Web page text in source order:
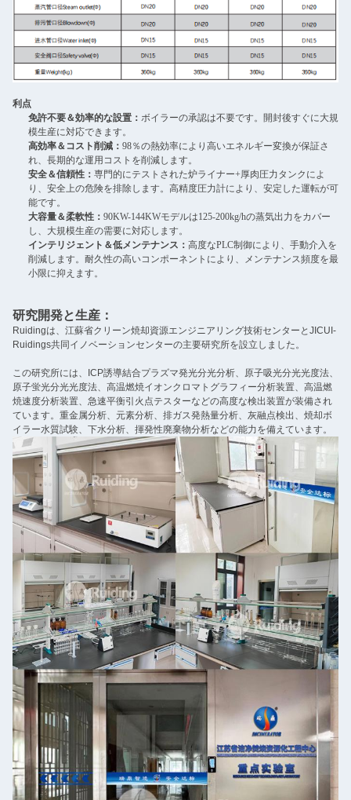
利点
免許不要＆効率的な設置： ボイラーの承認は不要です。開封後すぐに大規
模生産に対応できます。
高効率＆コスト削減： 98％の熱効率により高いエネルギー変換が保証さ
れ、長期的な運用コストを削減します。
安全＆信頼性： 専門的にテストされた炉ライナー+厚肉圧力タンクによ
り、安全上の危険を排除します。高精度圧力計により、安定した運転が可
能です。
大容量＆柔軟性： 90KW-144KWモデルは125-200kg/hの蒸気出力をカバー
し、大規模生産の需要に対応します。
インテリジェント＆低メンテナンス： 高度なPLC制御により、手動介入を
削減します。耐久性の高いコンポーネントにより、メンテナンス頻度を最
小限に抑えます。
研究開発と生産：
Ruidingは、江蘇省クリーン焼却資源エンジニアリング技術センターとJICUI-
Ruidings共同イノベーションセンターの主要研究所を設立しました。
この研究所には、ICP誘導結合プラズマ発光分光分析、原子吸光分光光度法、
原子蛍光分光光度法、高温燃焼イオンクロマトグラフィー分析装置、高温燃
焼速度分析装置、急速平衡引火点テスターなどの高度な検出装置が装備され
ています。重金属分析、元素分析、排ガス発熱量分析、灰融点検出、焼却ボ
イラー水質試験、下水分析、揮発性廃棄物分析などの能力を備えています。